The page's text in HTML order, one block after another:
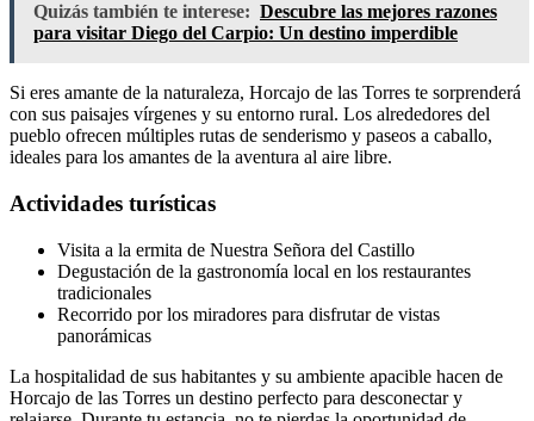
Quizás también te interese: Descubre las mejores razones
para visitar Diego del Carpio: Un destino imperdible
Si eres amante de la naturaleza, Horcajo de las Torres te sorprenderá
con sus paisajes vírgenes y su entorno rural. Los alrededores del
pueblo ofrecen múltiples rutas de senderismo y paseos a caballo,
ideales para los amantes de la aventura al aire libre.
Actividades turísticas
Visita a la ermita de Nuestra Señora del Castillo
Degustación de la gastronomía local en los restaurantes
tradicionales
Recorrido por los miradores para disfrutar de vistas
panorámicas
La hospitalidad de sus habitantes y su ambiente apacible hacen de
Horcajo de las Torres un destino perfecto para desconectar y